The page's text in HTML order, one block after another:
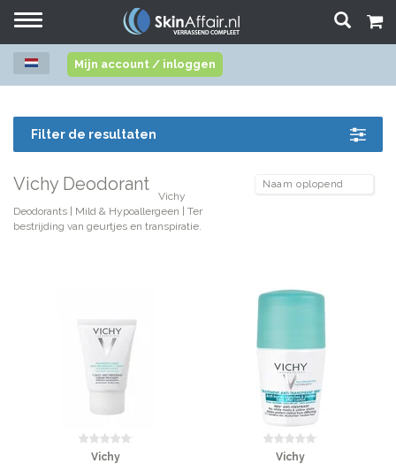
Toggle
Mijn account / inloggen
Filter de resultaten
Vichy Deodorant
Vichy
Deodorants | Mild & Hypoallergeen | Ter
bestrijding van geurtjes en transpiratie.
Vichy Vichy